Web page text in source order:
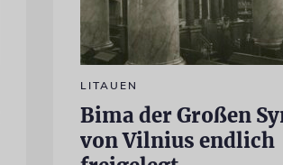
LITAUEN
Bima der Großen
von Vilnius endlich